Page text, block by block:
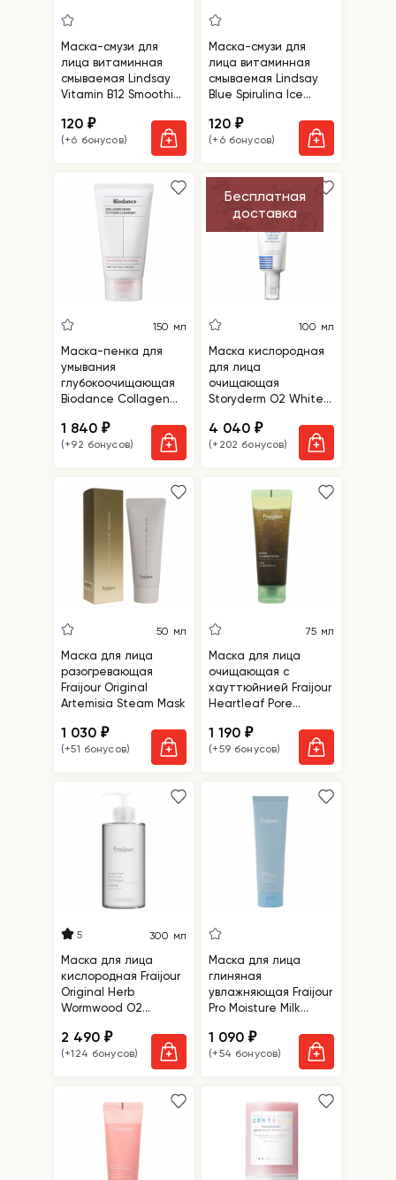
Маска-смузи для
лица витаминная
смываемая Lindsay
Vitamin B12 Smoothie
120₽
(+6 бонусов)
Маска-смузи для
лица витаминная
смываемая Lindsay
Blue Spirulina Ice
Off Pack
120₽
(+6 бонусов)
150 мл
Маска-пенка для
умывания
глубокоочищающая
Biodance Collagen
Cleanser
1 840₽
(+92 бонусов)
Бесплатная
доставка
100 мл
Маска кислородная
для лица
очищающая
Storyderm O2 White
4 040₽
(+202 бонусов)
50 мл
Маска для лица
разогревающая
Fraijour Original
Artemisia Steam Mask
1 030₽
(+51 бонусов)
75 мл
Маска для лица
очищающая с
хауттюйнией Fraijour
Heartleaf Pore
1 190₽
(+59 бонусов)
5 300 мл
Маска для лица
кислородная Fraijour
Original Herb
Wormwood O2
2 490₽
(+124 бонусов)
Маска для лица
глиняная
увлажняющая Fraijour
Pro Moisture Milk
1 090₽
(+54 бонусов)